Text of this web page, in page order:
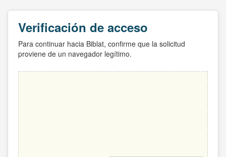
Verificación de acceso
Para continuar hacia Biblat, confirme que la solicitud
proviene de un navegador legítimo.